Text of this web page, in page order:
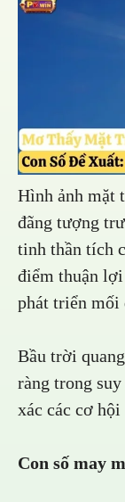
Hình ảnh mặt
đãng tượng
tinh thần tích
điểm thuận lợi
phát triển mối
Bầu trời
ràng trong
xác các cơ hội
Con số may